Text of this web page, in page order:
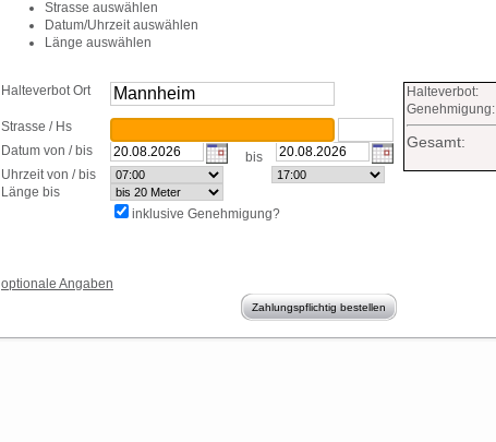
Strasse auswählen
Datum/Uhrzeit auswählen
Länge auswählen
Halteverbot Ort Halteverbot:
Genehmigung:
Gesamt:
Strasse / Hs
Datum von / bis
bis
Uhrzeit von / bis
Länge bis
inklusive Genehmigung?
optionale Angaben